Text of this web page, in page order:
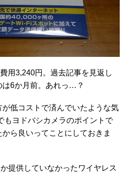
用3,240円。過去記事を見返し
は6か月前。あれっ…？
低コストで済んでいたような気
もヨドバシカメラのポイントで
ら良いってことにしておきま
提供していなかったワイヤレス